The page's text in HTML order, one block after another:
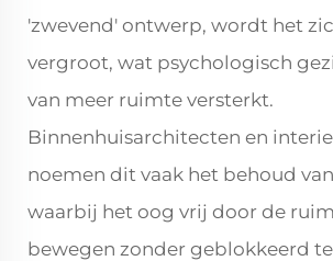
'zwevend' ontwerp, wordt het
vergroot, wat psychologisch
van meer ruimte versterkt.
Binnenhuisarchitecten en
noemen dit vaak het behoud
waarbij het oog vrij door de
bewegen zonder geblokkeerd